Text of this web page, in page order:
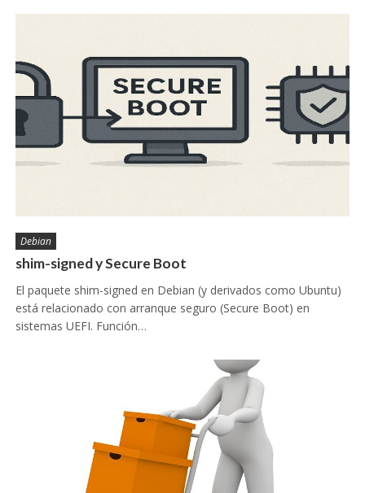
Debian
shim-signed y Secure Boot
El paquete shim-signed en Debian (y derivados como Ubuntu)
está relacionado con arranque seguro (Secure Boot) en
sistemas UEFI. Función…